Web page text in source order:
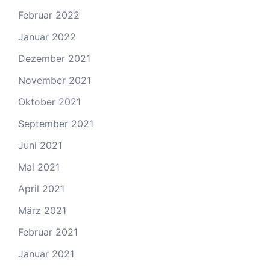
Februar 2022
Januar 2022
Dezember 2021
November 2021
Oktober 2021
September 2021
Juni 2021
Mai 2021
April 2021
März 2021
Februar 2021
Januar 2021